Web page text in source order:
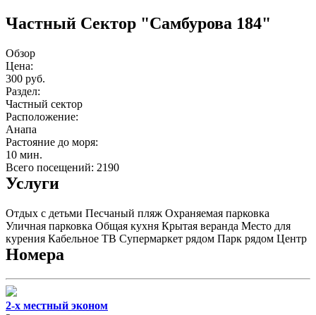
Частный Cектор "Самбурова 184"
Обзор
Цена:
300 руб.
Раздел:
Частный сектор
Расположение:
Анапа
Растояние до моря:
10 мин.
Всего посещений: 2190
Услуги
Отдых с детьми Песчаный пляж Охраняемая парковка
Уличная парковка Общая кухня Крытая веранда Место для
курения Кабельное ТВ Супермаркет рядом Парк рядом Центр
Номера
2-х местный эконом